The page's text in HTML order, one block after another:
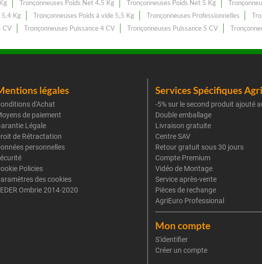
Tronçonneuses Poids Net 4.5 Kg Tronçonneuses Poids Net 5 Kg
5,4 Kg Tronçonneuses Poids à vide 5,5 Kg Tronçonneuses Professionnelles
CV Tronçonneuses Puissance 4 CV Tronçonneuses Puissance 5 CV
légales
d'Achat
de paiement
Légale
de Rétractation
personnelles
Policies
des cookies
Ombrie 2014-2020
Services Spécifiques
-5% sur le second produit ajouté
Double emballage
Livraison gratuite
Centre SAV
Retour gratuit sous 30 jours
Compte Premium
Vidéo de Montage
Service après-vente
Pièces de rechange
AgriEuro Professional
Mon compte
S'identifier
Créer un compte